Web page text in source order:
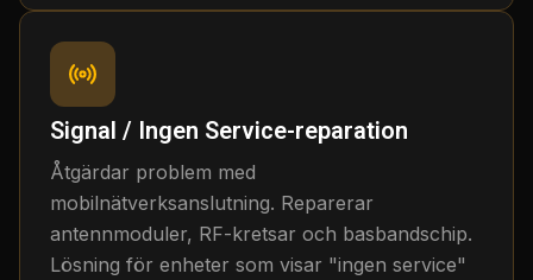
Signal / Ingen Service-reparation
Åtgärdar problem med
mobilnätverksanslutning. Reparerar
antennmoduler, RF-kretsar och basbandschip.
Lösning för enheter som visar "ingen service"